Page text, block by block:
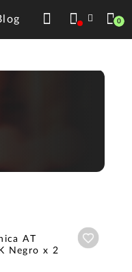
0
AT
Negro x 2